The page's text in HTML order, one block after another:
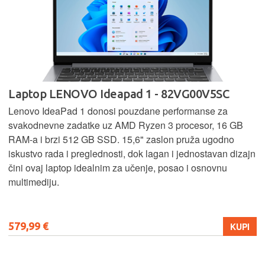
Laptop LENOVO Ideapad 1 - 82VG00V5SC
Lenovo IdeaPad 1 donosi pouzdane performanse za
svakodnevne zadatke uz AMD Ryzen 3 procesor, 16 GB
RAM-a i brzi 512 GB SSD. 15,6" zaslon pruža ugodno
iskustvo rada i preglednosti, dok lagan i jednostavan dizajn
čini ovaj laptop idealnim za učenje, posao i osnovnu
multimediju.
579,99 € KUPI